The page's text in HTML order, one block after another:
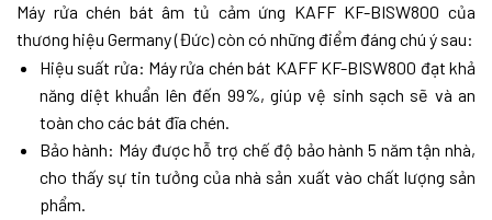
Máy rửa chén bát âm tủ cảm ứng KAFF KF-BISW800 của
thương hiệu Germany (Đức) còn có những điểm đáng chú ý sau:
Hiệu suất rửa: Máy rửa chén bát KAFF KF-BISW800 đạt khả
năng diệt khuẩn lên đến 99%, giúp vệ sinh sạch sẽ và an
toàn cho các bát đĩa chén.
Bảo hành: Máy được hỗ trợ chế độ bảo hành 5 năm tận nhà,
cho thấy sự tin tưởng của nhà sản xuất vào chất lượng sản
phẩm.